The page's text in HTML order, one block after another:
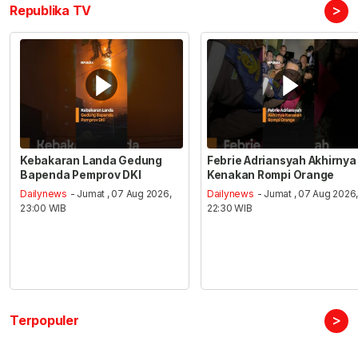
Republika TV >
Kebakaran Landa Gedung
Bapenda Pemprov DKI
Dailynews - Jumat , 07 Aug 2026,
23:00 WIB
Febrie Adriansyah Akhirnya
Kenakan Rompi Orange
Dailynews - Jumat , 07 Aug 2026,
22:30 WIB
Terpopuler >